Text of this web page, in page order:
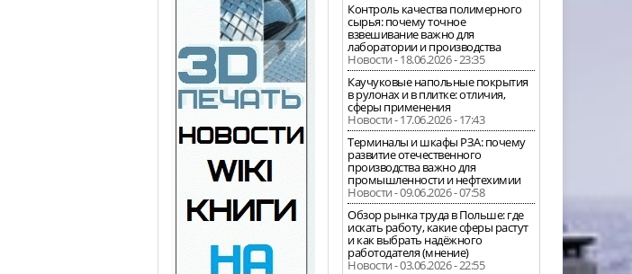
Контроль качества полимерного
сырья: почему точное
взвешивание важно для
лаборатории и производства
Новости - 18.06.2026 - 23:35
Каучуковые напольные покрытия
в рулонах и в плитке: отличия,
сферы применения
Новости - 17.06.2026 - 17:43
Терминалы и шкафы РЗА: почему
развитие отечественного
производства важно для
промышленности и нефтехимии
Новости - 09.06.2026 - 07:58
Обзор рынка труда в Польше: где
искать работу, какие сферы растут
и как выбрать надёжного
работодателя (мнение)
Новости - 03.06.2026 - 22:55